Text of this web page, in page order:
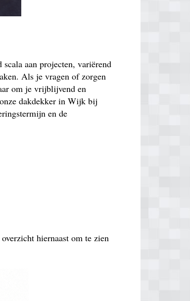
aan projecten, variërend
Als je vragen of zorgen
om je vrijblijvend en
dakdekker in Wijk bij
en de
hiernaast om te zien